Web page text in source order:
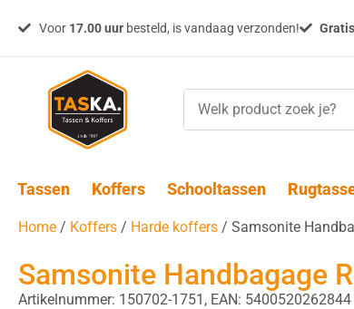
Voor 17.00 uurbesteld, is vandaag verzonden! Gratis
Tassen Koffers Schooltassen
Home / Koffers / Harde koffers / Samsonite
Samsonite Handbagage
Artikelnummer: 150702-1751, EAN: 5400520262844